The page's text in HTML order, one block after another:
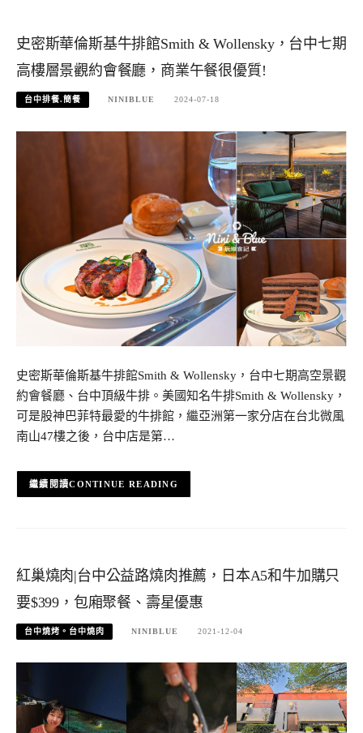
史密斯華倫斯基牛排館Smith & Wollensky，台中七期
高樓層景觀約會餐廳，商業午餐很優質!
台中排餐.簡餐 NINIBLUE 2024-07-18
史密斯華倫斯基牛排館Smith & Wollensky，台中七期高空景觀
約會餐廳、台中頂級牛排。美國知名牛排Smith & Wollensky，
可是股神巴菲特最愛的牛排館，繼亞洲第一家分店在台北微風
南山47樓之後，台中店是第…
CONTINUE READING
紅巢燒肉|台中公益路燒肉推薦，日本A5和牛加購只
要$399，包廂聚餐、壽星優惠
台中燒烤。台中燒肉 NINIBLUE 2021-12-04